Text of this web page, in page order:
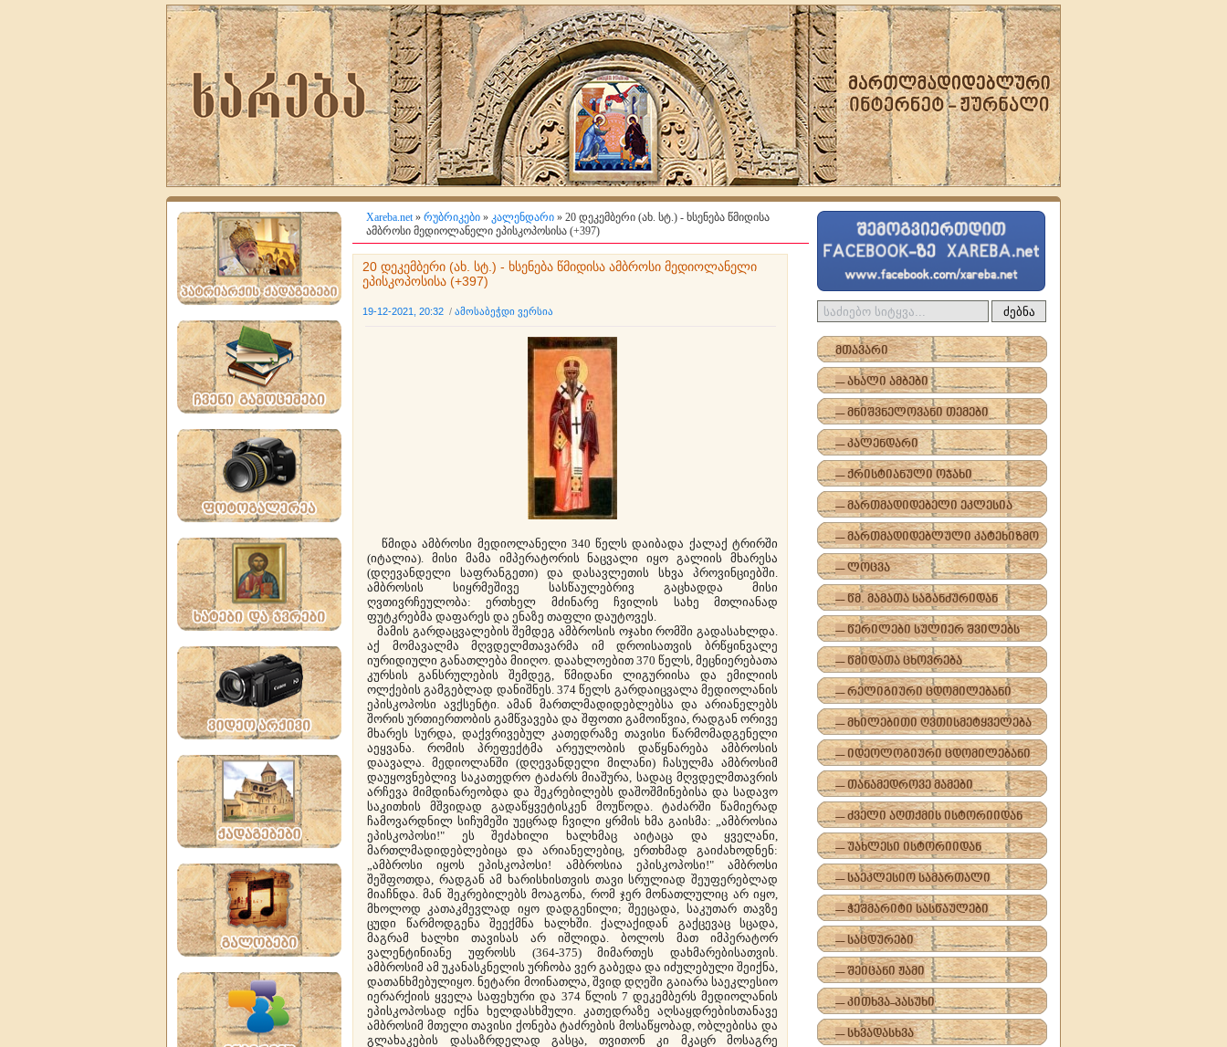
Xareba.net» რუბრიკები » კალენდარი » 20 დეკემბერი (ახ. სტ.) - ხსენება წმიდისა
ამბროსი მედიოლანელი ეპისკოპოსისა (+397)
20 დეკემბერი (ახ. სტ.) - ხსენება წმიდისა ამბროსი მედიოლანელი
ეპისკოპოსისა (+397)
19-12-2021, 20:32 / ამოსაბეჭდი ვერსია
წმიდა ამბროსი მედიოლანელი 340 წელს დაიბადა ქალაქ ტრირში
(იტალია). მისი მამა იმპერატორის ნაცვალი იყო გალიის მხარესა
(დღევანდელი საფრანგეთი) და დასავლეთის სხვა პროვინციებში.
ამბროსის სიყრმეშივე სასწაულებრივ გაცხადდა მისი
ღვთივრჩეულობა: ერთხელ მძინარე ჩვილის სახე მთლიანად
ფუტკრებმა დაფარეს და ენაზე თაფლი დაუტოვეს.
მამის გარდაცვალების შემდეგ ამბროსის ოჯახი რომში გადასახლდა.
აქ მომავალმა მღვდელმთავარმა იმ დროისათვის ბრწყინვალე
იურიდიული განათლება მიიღო. დაახლოებით 370 წელს, მეცნიერებათა
კურსის განსრულების შემდეგ, წმიდანი ლიგურიისა და ემილიის
ოლქების გამგებლად დანიშნეს. 374 წელს გარდაიცვალა მედიოლანის
ეპისკოპოსი ავქსენტი. ამან მართლმადიდებლებსა და არიანელებს
შორის ურთიერთობის გამწვავება და შფოთი გამოიწვია, რადგან ორივე
მხარეს სურდა, დაქვრივებულ კათედრაზე თავისი წარმომადგენელი
აეყვანა. რომის პრეფექტმა არეულობის დაწყნარება ამბროსის
დაავალა. მედიოლანში (დღევანდელი მილანი) ჩასულმა ამბროსიმ
დაუყოვნებლივ საკათედრო ტაძარს მიაშურა, სადაც მღვდელმთავრის
არჩევა მიმდინარეობდა და შეკრებილებს დაშოშმინებისა და სადავო
საკითხის მშვიდად გადაწყვეტისკენ მოუწოდა. ტაძარში წამიერად
ჩამოვარდნილ სიჩუმეში უეცრად ჩვილი ყრმის ხმა გაისმა: „ამბროსია
ეპისკოპოსი!" ეს შეძახილი ხალხმაც აიტაცა და ყველანი,
მართლმადიდებლებიცა და არიანელებიც, ერთხმად გაიძახოდნენ:
„ამბროსი იყოს ეპისკოპოსი! ამბროსია ეპისკოპოსი!" ამბროსი
შეშფოთდა, რადგან ამ ხარისხისთვის თავი სრულიად შეუფერებლად
მიაჩნდა. მან შეკრებილებს მოაგონა, რომ ჯერ მონათლულიც არ იყო,
მხოლოდ კათაკმევლად იყო დადგენილი; შეეცადა, საკუთარ თავზე
ცუდი წარმოდგენა შეექმნა ხალხში. ქალაქიდან გაქცევაც სცადა,
მაგრამ ხალხი თავისას არ იშლიდა. ბოლოს მათ იმპერატორ
ვალენტინიანე უფროსს (364-375) მიმართეს დახმარებისათვის.
ამბროსიმ ამ უკანასკნელის ურჩობა ვერ გაბედა და იძულებული შეიქნა,
დათანხმებულიყო. ნეტარი მოინათლა, შვიდ დღეში გაიარა საეკლესიო
იერარქიის ყველა საფეხური და 374 წლის 7 დეკემბერს მედიოლანის
ეპისკოპოსად იქნა ხელდასხმული. კათედრაზე აღსაყდრებისთანავე
ამბროსიმ მთელი თავისი ქონება ტაძრების მოსაწყობად, ობლებისა და
გლახაკების დასაზრდელად გასცა, თვითონ კი მკაცრ მოსაგრე
ძებნა
მთავარი
-- ახალი ამბები
-- მნიშვნელოვანი თემები
-- კალენდარი
-- ქრისტიანული ოჯახი
-- მართმადიდებელი ეკლესია
-- მართმადიდებლული კატეხიზმო
-- ლოცვა
-- წმ. მამათა საგანძურიდან
-- წერილები სულიერ შვილებს
-- წმიდათა ცხოვრება
-- რელიგიური ცდომილებანი
-- მხილებითი ღვთისმეტყველება
-- იდეოლოგიური ცდომილებანი
-- თანამედროვე მამები
-- ძველი აღთქმის ისტორიიდან
-- უახლესი ისტორიიდან
-- საეკლესიო სამართალი
-- ჭეშმარიტი სასწაულები
-- საცდურები
-- შეიცანი ჟამი
-- კითხვა-პასუხი
-- სხვადასხვა